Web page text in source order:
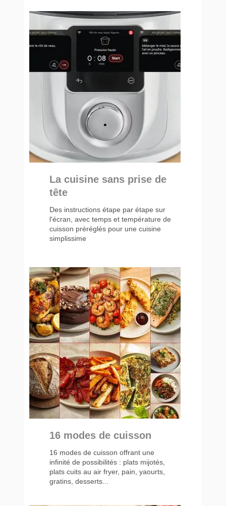
La cuisine sans prise de
tête
Des instructions étape par étape sur
l'écran, avec temps et température de
cuisson préréglés pour une cuisine
simplissime
16 modes de cuisson
16 modes de cuisson offrant une
infinité de possibilités : plats mijotés,
plats cuits au air fryer, pain, yaourts,
gratins, desserts...